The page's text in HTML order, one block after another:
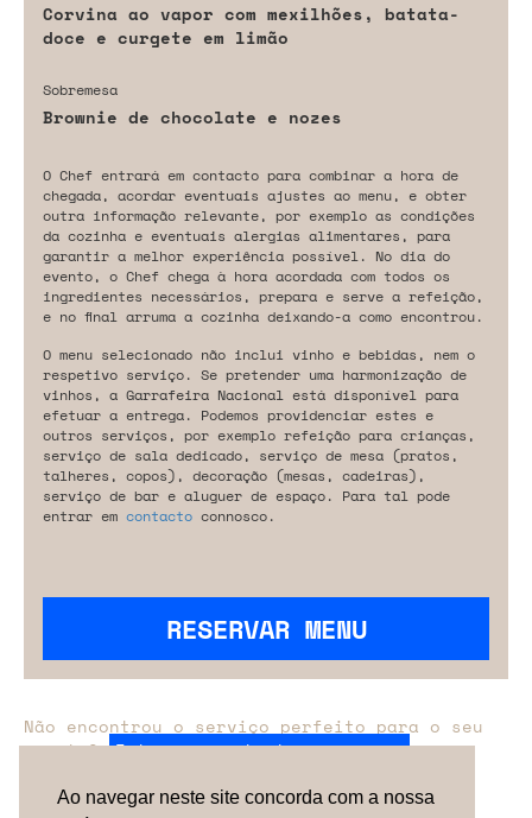
Ao navegar neste site concorda com a nossa
Corvina ao vapor com mexilhões, batata-
doce e curgete em limão
Sobremesa
Brownie de chocolate e nozes
O Chef entrará em contacto para combinar a hora de
chegada, acordar eventuais ajustes ao menu, e obter
outra informação relevante, por exemplo as condições
da cozinha e eventuais alergias alimentares, para
garantir a melhor experiência possível. No dia do
evento, o Chef chega à hora acordada com todos os
ingredientes necessários, prepara e serve a refeição,
e no final arruma a cozinha deixando-a como encontrou.
O menu selecionado não inclui vinho e bebidas, nem o
respetivo serviço. Se pretender uma harmonização de
vinhos, a Garrafeira Nacional está disponível para
efetuar a entrega. Podemos providenciar estes e
outros serviços, por exemplo refeição para crianças,
serviço de sala dedicado, serviço de mesa (pratos,
talheres, copos), decoração (mesas, cadeiras),
serviço de bar e aluguer de espaço. Para tal pode
entrar em contacto connosco.
RESERVAR MENU
Não encontrou o serviço perfeito para o seu
evento?
Entre em contacto connosco.